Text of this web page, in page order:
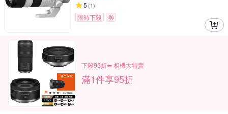
5 (1)
限時下殺 券
下殺95折⬅︎ 相機大特賣
滿1件享95折